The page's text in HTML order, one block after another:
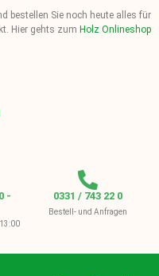
bestellen Sie noch heute alles für
Hier gehts zum Holz Onlineshop
-
0331 / 743 22 0
Bestell- und Anfragen